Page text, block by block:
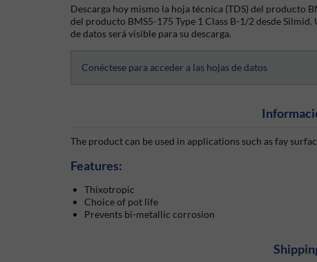
Descarga hoy mismo la hoja técnica (TDS) del producto
del producto BMS5-175 Type 1 Class B-1/2 desde Silmid.
de datos será visible para su descarga.
Conéctese para acceder a las hojas de datos
The product can be used in applications such as fay
Features:
Thixotropic
Choice of pot life
Prevents bi-metallic corrosion